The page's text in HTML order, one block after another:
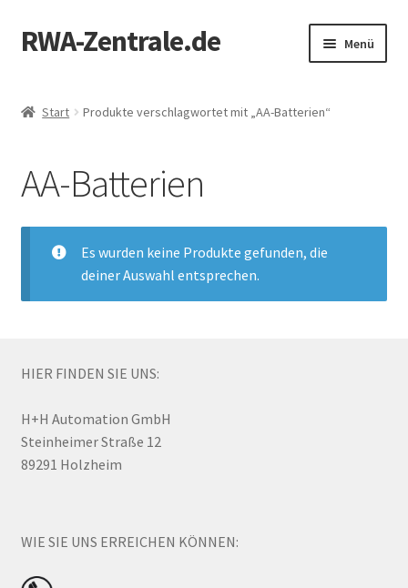
Zur
Navigation
Zum
Inhalt
RWA-Zentrale.de Menü
Zertifizierung
Mein Konto
Start Produkte verschlagwortet mit „AA-Batterien“
AA-Batterien
Es wurden keine Produkte gefunden, die
deiner Auswahl entsprechen.
HIER FINDEN SIE UNS:
H+H Automation GmbH
Steinheimer Straße 12
89291 Holzheim
WIE SIE UNS ERREICHEN KÖNNEN: